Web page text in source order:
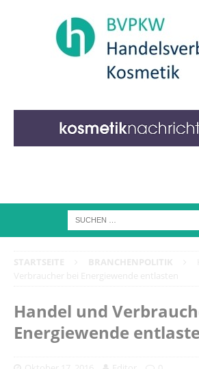
Handel und
Energiewende